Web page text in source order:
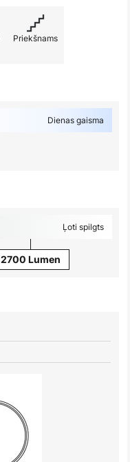
Priekšnams
Dienas gaisma
Ļoti spilgts
2700 Lumen